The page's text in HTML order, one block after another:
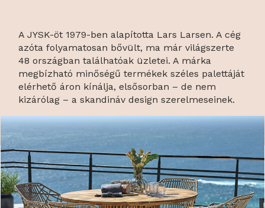
A JYSK-öt 1979-ben alapította Lars Larsen. A cég
azóta folyamatosan bővült, ma már világszerte
48 országban találhatóak üzletei. A márka
megbízható minőségű termékek széles palettáját
elérhető áron kínálja, elsősorban – de nem
kizárólag – a skandináv design szerelmeseinek.